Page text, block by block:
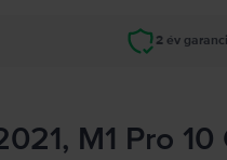
2 év
M1 Pro